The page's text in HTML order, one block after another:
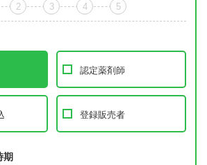
2 3 4 5
認定薬剤師
登録販売者
期